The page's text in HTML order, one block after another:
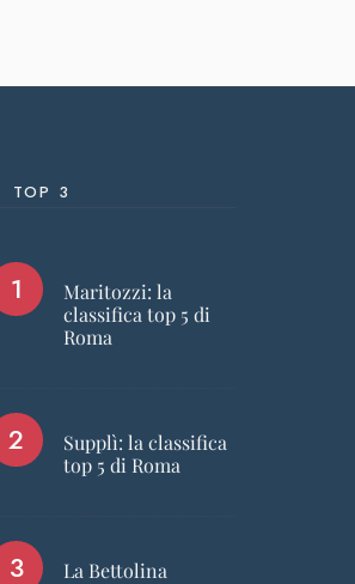
TOP 3
Maritozzi: la
classifica top 5 di
Roma
Supplì: la classifica
top 5 di Roma
La Bettolina